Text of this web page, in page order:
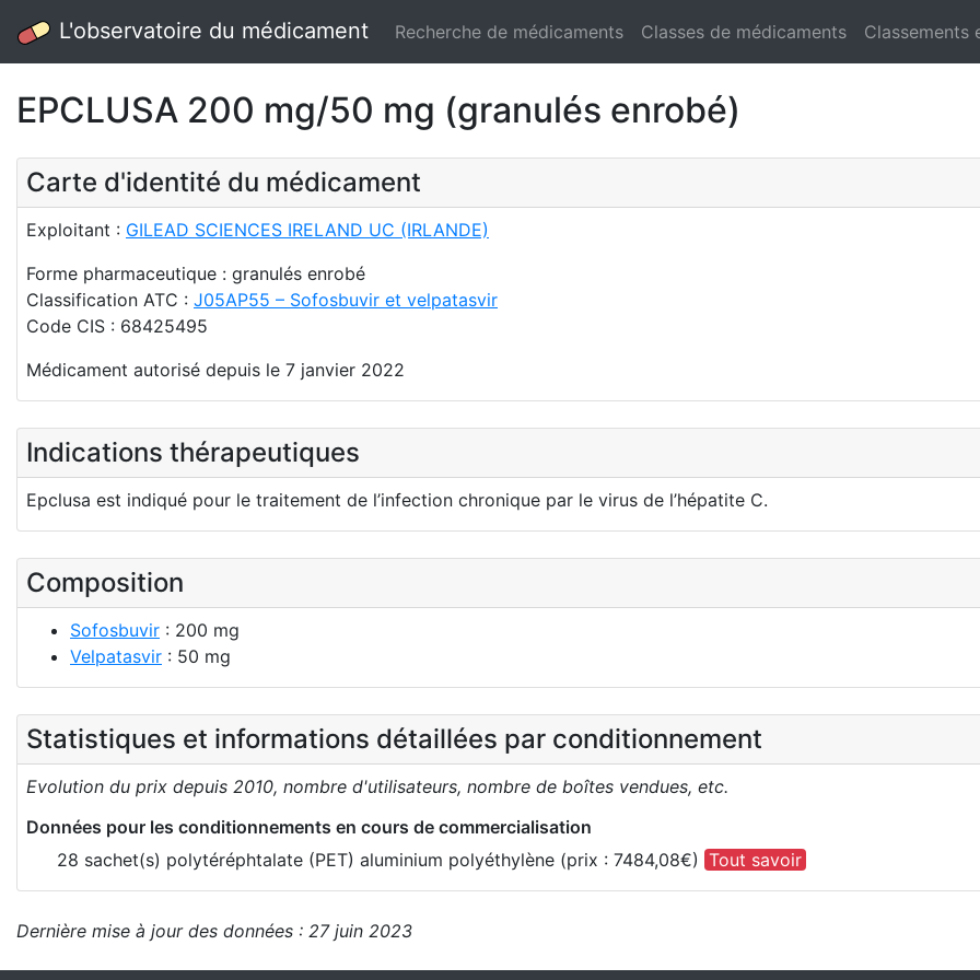
L'observatoire du médicament Recherche de médicaments Classes de médicaments Classements
EPCLUSA 200 mg/50 mg (granulés enrobé)
Carte d'identité du médicament
Exploitant : GILEAD SCIENCES IRELAND UC (IRLANDE)
Forme pharmaceutique : granulés enrobé
Classification ATC : J05AP55 – Sofosbuvir et velpatasvir
Code CIS : 68425495
Médicament autorisé depuis le 7 janvier 2022
Indications thérapeutiques
Epclusa est indiqué pour le traitement de l’infection chronique par le virus de l’hépatite C.
Composition
Sofosbuvir : 200 mg
Velpatasvir : 50 mg
Statistiques et informations détaillées par conditionnement
Evolution du prix depuis 2010, nombre d'utilisateurs, nombre de boîtes vendues, etc.
Données pour les conditionnements en cours de commercialisation
28 sachet(s) polytéréphtalate (PET) aluminium polyéthylène (prix : 7484,08€) Tout savoir
Dernière mise à jour des données : 27 juin 2023